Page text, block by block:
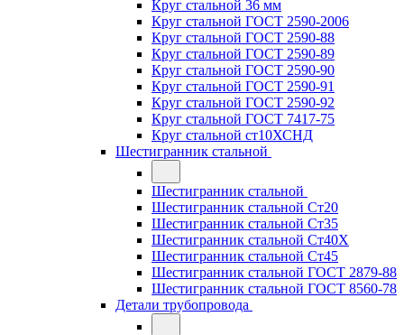
Круг стальной 36 мм
Круг стальной ГОСТ 2590-2006
Круг стальной ГОСТ 2590-88
Круг стальной ГОСТ 2590-89
Круг стальной ГОСТ 2590-90
Круг стальной ГОСТ 2590-91
Круг стальной ГОСТ 2590-92
Круг стальной ГОСТ 7417-75
Круг стальной ст10ХСНД
Шестигранник стальной
Шестигранник стальной
Шестигранник стальной Ст20
Шестигранник стальной Ст35
Шестигранник стальной Ст40Х
Шестигранник стальной Ст45
Шестигранник стальной ГОСТ 2879-88
Шестигранник стальной ГОСТ 8560-78
Детали трубопровода